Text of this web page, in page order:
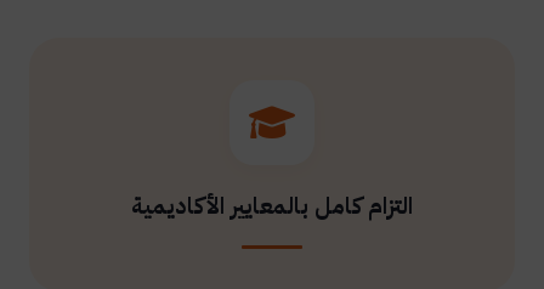
التزام كامل بالمعايير الأكاديمية